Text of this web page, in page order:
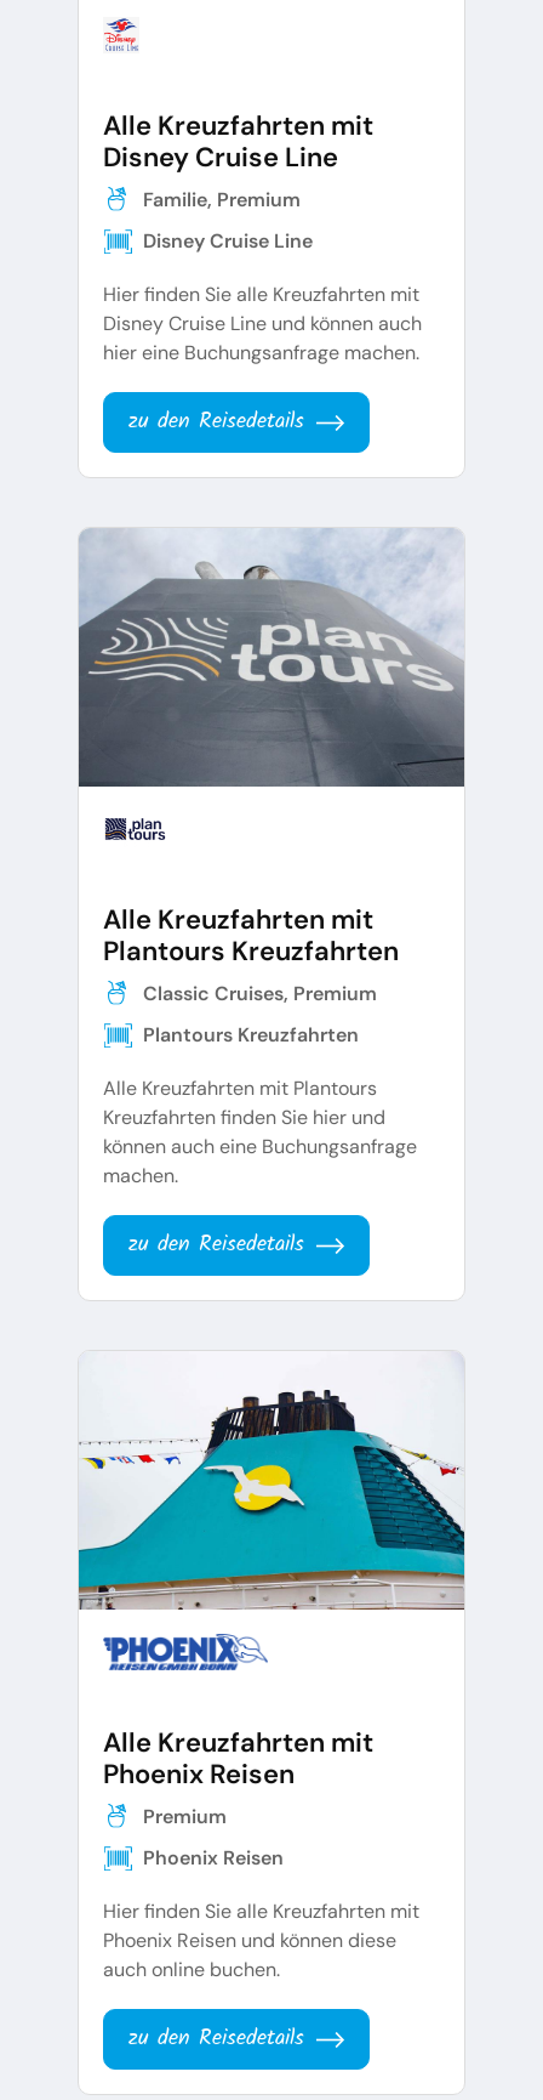
Alle Kreuzfahrten mit
Disney Cruise Line
Familie, Premium
Disney Cruise Line
Hier finden Sie alle Kreuzfahrten mit
Disney Cruise Line und können auch
hier eine Buchungsanfrage machen.
zu den Reisedetails
Alle Kreuzfahrten mit
Plantours Kreuzfahrten
Classic Cruises, Premium
Plantours Kreuzfahrten
Alle Kreuzfahrten mit Plantours
Kreuzfahrten finden Sie hier und
können auch eine Buchungsanfrage
machen.
zu den Reisedetails
Alle Kreuzfahrten mit
Phoenix Reisen
Premium
Phoenix Reisen
Hier finden Sie alle Kreuzfahrten mit
Phoenix Reisen und können diese
auch online buchen.
zu den Reisedetails